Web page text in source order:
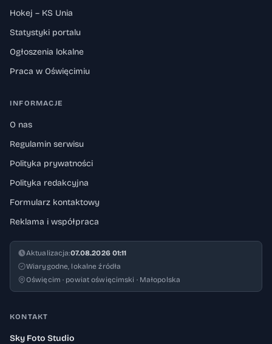
Hokej – KS Unia
Statystyki portalu
Ogłoszenia lokalne
Praca w Oświęcimiu
INFORMACJE
O nas
Regulamin serwisu
Polityka prywatności
Polityka redakcyjna
Formularz kontaktowy
Reklama i współpraca
Aktualizacja:07.08.2026 01:11
Wiarygodne, lokalne źródła
Oświęcim · powiat oświęcimski · Małopolska
KONTAKT
Sky Foto Studio